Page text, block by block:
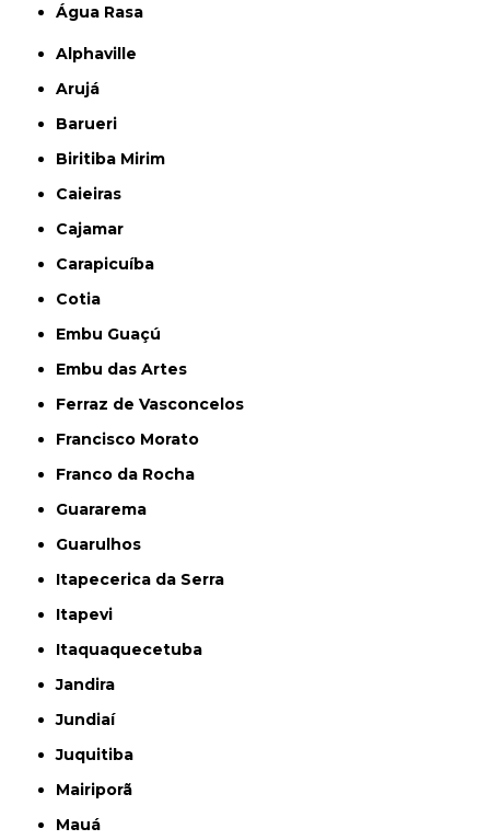
Água Rasa
Alphaville
Arujá
Barueri
Biritiba Mirim
Caieiras
Cajamar
Carapicuíba
Cotia
Embu Guaçú
Embu das Artes
Ferraz de Vasconcelos
Francisco Morato
Franco da Rocha
Guararema
Guarulhos
Itapecerica da Serra
Itapevi
Itaquaquecetuba
Jandira
Jundiaí
Juquitiba
Mairiporã
Mauá